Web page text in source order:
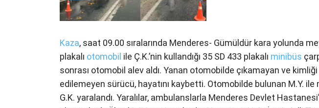
Kaza, saat 09.00 sıralarında Menderes- Gümüldür kara yolunda
plakalı otomobil ile Ç.K.’nin kullandığı 35 SD 433 plakalı minibüs
sonrası otomobil alev aldı. Yanan otomobilde çıkamayan ve
edilemeyen sürücü, hayatını kaybetti. Otomobilde bulunan M.Y. ile
G.K. yaralandı. Yaralılar, ambulanslarla Menderes Devlet